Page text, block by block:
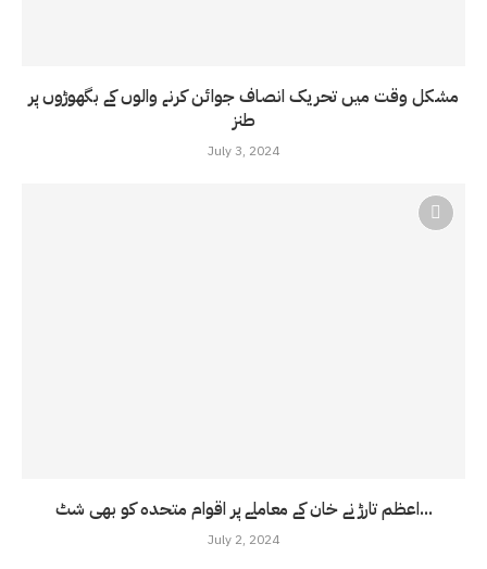
مشکل وقت میں تحریک انصاف جوائن کرنے والوں کے بگھوڑوں پر
طنز
July 3, 2024
اعظم تارڑ نے خان کے معاملے پر اقوام متحدہ کو بھی شٹ...
July 2, 2024